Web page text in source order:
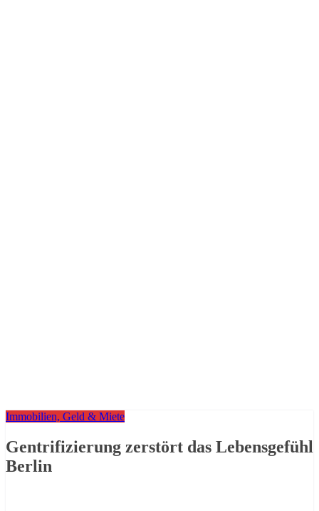
Immobilien, Geld & Miete
Gentrifizierung zerstört das Lebensgefühl
Berlin